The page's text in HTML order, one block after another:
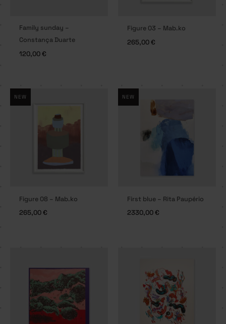
Family sunday –
Constança Duarte
120,00€
Figure 03 – Mab.ko
265,00€
NEW
Figure 08 – Mab.ko
265,00€
NEW
First blue – Rita Paupério
2330,00€